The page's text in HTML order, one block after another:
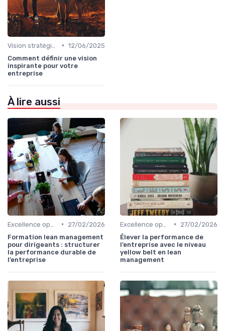
• 12/06/2025
Comment définir une vision
inspirante pour votre
entreprise
À lire aussi
•
27/02/2026
Formation lean management
pour dirigeants : structurer
la performance durable de
l’entreprise
•
27/02/2026
Élever la performance de
l’entreprise avec le niveau
yellow belt en lean
management